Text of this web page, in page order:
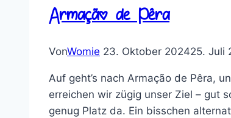
Armação de Pêra
VonWomie 23. Oktober 202425. Juli
Auf geht’s nach Armação de Pêra,
erreichen wir zügig unser Ziel – gut
genug Platz da. Ein bisschen